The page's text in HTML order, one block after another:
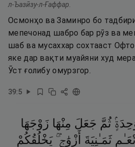
л-Ъазӣзу-л-Ғаффар.
Осмонҳо ва Заминро бо
мепечонад шабро бар рӯз ва
шаб ва мусаххар сохтааст
яке дар вақти муайяни худ
Ӯст ғолибу омурзгор.
39:5
ثُمَّ جَعَلَ مِنْهَا زَوْجَهَا
ثَمَـٰنِيَةَ أَزْوَٰجٍۢ ۚ يَخْلُقُكُمْ